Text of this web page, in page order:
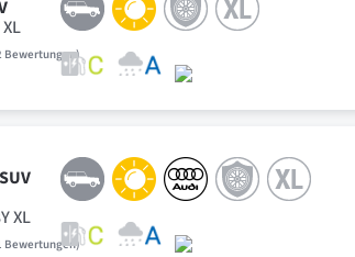
Bewertungen
XL
Bewertungen